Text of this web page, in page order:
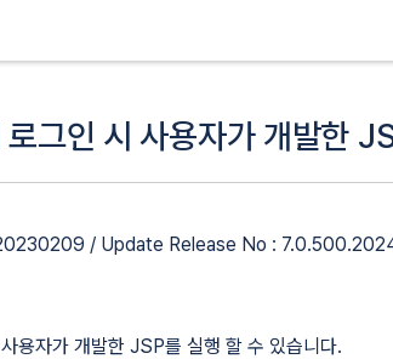
그인 시 사용자가 개발한
/ Update Release No :
용자가 개발한 JSP를 실행 할 수 있습니다.